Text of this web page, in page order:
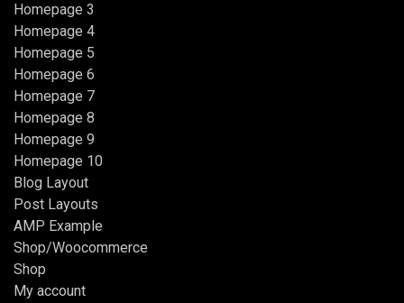
Homepage 3
Homepage 4
Homepage 5
Homepage 6
Homepage 7
Homepage 8
Homepage 9
Homepage 10
Blog Layout
Post Layouts
AMP Example
Shop/Woocommerce
Shop
My account